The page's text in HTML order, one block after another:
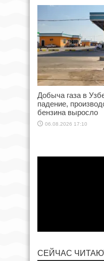
Добыча газа в
падение,
бензина выросло
06.08.2026 17:10
СЕЙЧАС